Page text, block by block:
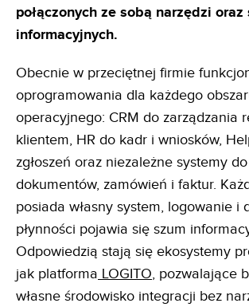
połączonych ze sobą narzędzi
informacyjnych.
Obecnie w przeciętnej firmie
oprogramowania dla każdego
operacyjnego: CRM do zarządzania
klientem, HR do kadr i wniosków,
zgłoszeń oraz niezależne systemy
dokumentów, zamówień i faktur.
posiada własny system, logowanie i
płynności pojawia się szum
Odpowiedzią stają się ekosystemy
jak platforma LOGITO, pozwalające
własne środowisko integracji bez